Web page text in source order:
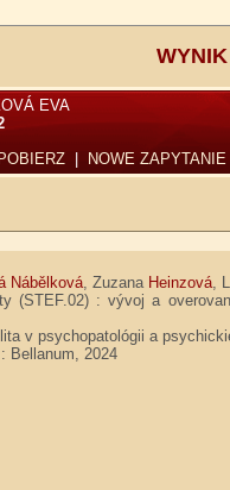
EVA
POBIERZ NOWE ZAPYTANIE
Nábělková, Zuzana Heinzová,
(STEF.02) : vývoj a
v psychopatológii a
Bellanum, 2024